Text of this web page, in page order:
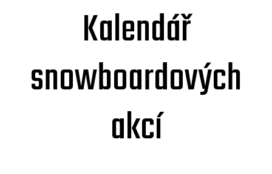
Kalendář
snowboardových
akcí